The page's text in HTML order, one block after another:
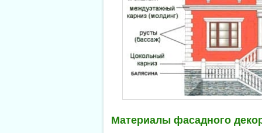
Материалы фасадного